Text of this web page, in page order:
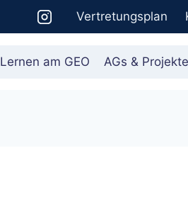
Vertretungsplan
Lernen am GEO AGs & Projekte